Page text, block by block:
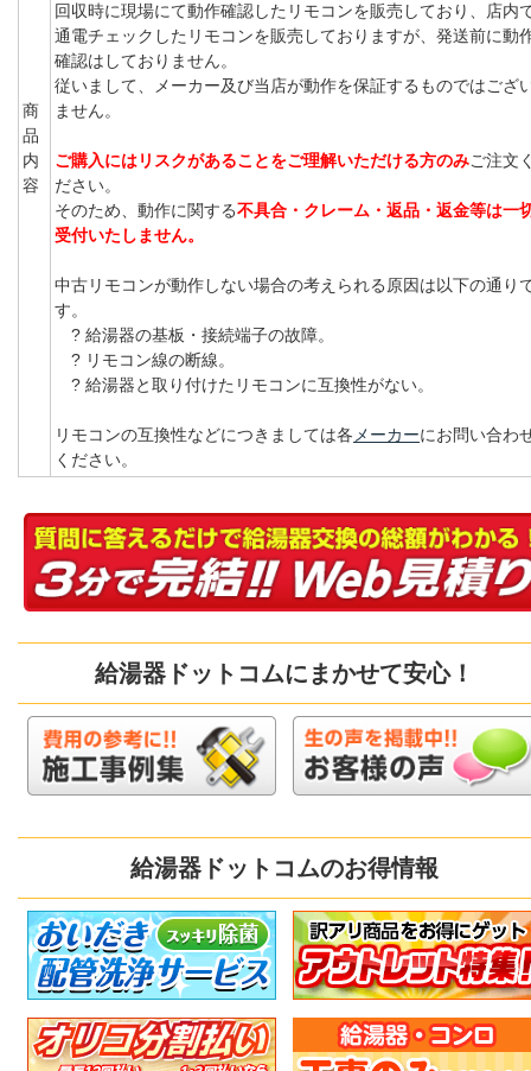
商
品
内
容
回収時に現場にて動作確認したリモコンを販売しており、店内
通電チェックしたリモコンを販売しておりますが、発送前に動
確認はしておりません。
従いまして、メーカー及び当店が動作を保証するものではござ
ません。
ご購入にはリスクがあることをご理解いただける方のみご注文
ださい。
そのため、動作に関する不具合・クレーム・返品・返金等は一
受付いたしません。
中古リモコンが動作しない場合の考えられる原因は以下の通り
す。
? 給湯器の基板・接続端子の故障。
? リモコン線の断線。
? 給湯器と取り付けたリモコンに互換性がない。
リモコンの互換性などにつきましては各 メーカーにお問い合わ
ください。
給湯器ドットコムにまかせて安心！
給湯器ドットコムのお得情報